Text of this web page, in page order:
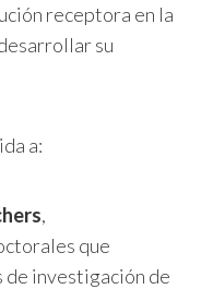
receptora en la
su
a:
,
que
de investigación de